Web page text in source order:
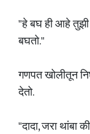
"हे बघ ही आहे तुझी
बघतो."
गणपत खोलीतून
देतो.
"दादा, जरा थांबा